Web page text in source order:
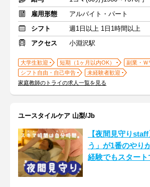
雇用形態
アルバイト・パート
シフト
週1日以上 1日1時間以上
アクセス
小淵沢駅
大学生歓迎 短期（1ヶ月以内OK）
副業・Ｗ
シフト自由・自己申告
未経験者歓迎
家庭教師のトライの求人一覧を見る
ユースタイルケア 山梨/Jb
【夜間見守り
う」が1番のやり
経験でもスター